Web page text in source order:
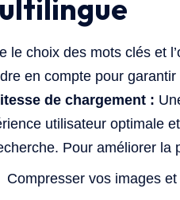
le choix des mots clés et
en compte pour
de chargement :
utilisateur optimale
Pour améliorer la
Compresser vos images